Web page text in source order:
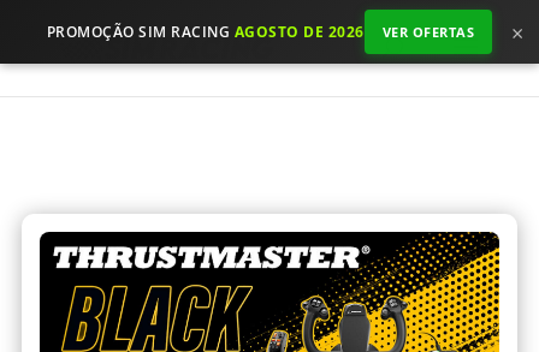
PROMOÇÃO SIM RACING AGOSTO DE 2026 VER OFERTAS ×